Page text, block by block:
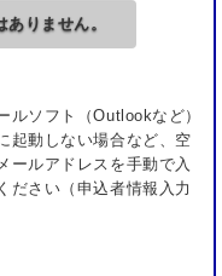
試験中に試験委員
りません。
ルソフト（Outlookなど）
起動しない場合など、空
ールアドレスを手動で入
ださい（申込者情報入力